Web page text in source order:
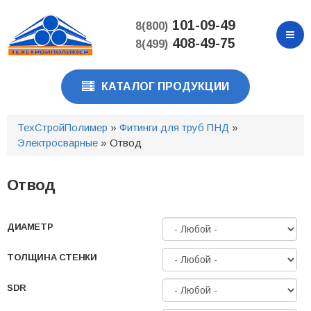
основному
содержанию
8(800)101-09-49
8(499)408-49-75
КАТАЛОГ ПРОДУКЦИИ
ТехСтройПолимер » Фитинги для труб ПНД »
Электросварные » Отвод
Отвод
ДИАМЕТР
ТОЛЩИНА СТЕНКИ
SDR